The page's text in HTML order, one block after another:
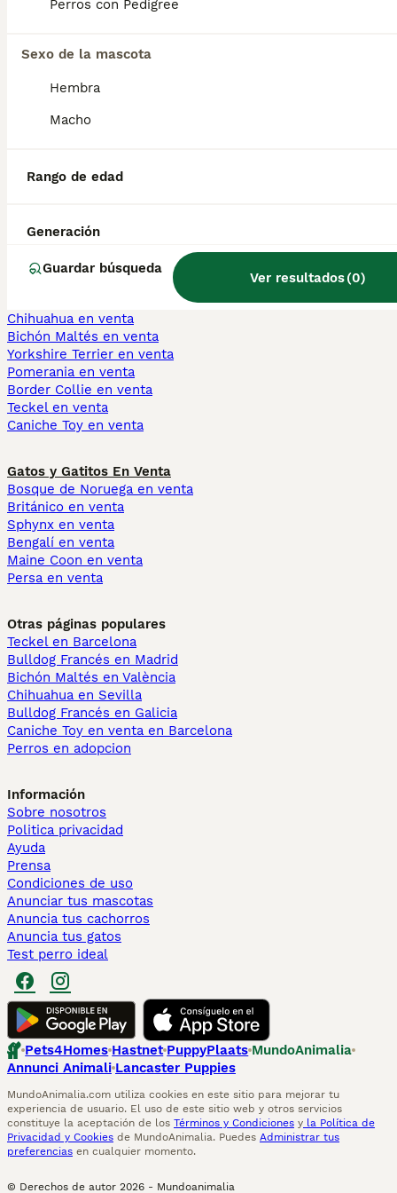
Perros con Pedigree
Sexo de la mascota
Hembra
Macho
Rango de edad
Generación
Guardar búsqueda
Ver resultados(0)
con sus seres queridos.
árabe?
Perros Cachorros En Venta
Chihuahua en venta
Bichón Maltés en venta
Yorkshire Terrier en venta
Pomerania en venta
Border Collie en venta
Teckel en venta
Caniche Toy en venta
Gatos y Gatitos En Venta
Bosque de Noruega en venta
Británico en venta
Sphynx en venta
Bengalí en venta
Maine Coon en venta
Persa en venta
Otras páginas populares
Teckel en Barcelona
Bulldog Francés en Madrid
Bichón Maltés en València
Chihuahua en Sevilla
Bulldog Francés en Galicia
Caniche Toy en venta en Barcelona
Perros en adopcion
Información
Sobre nosotros
Politica privacidad
Ayuda
Prensa
Condiciones de uso
Anunciar tus mascotas
Anuncia tus cachorros
Anuncia tus gatos
Test perro ideal
Pets4Homes Hastnet PuppyPlaats MundoAnimalia
Annunci Animali Lancaster Puppies
MundoAnimalia.com utiliza cookies en este sitio para mejorar tu
experiencia de usuario. El uso de este sitio web y otros servicios
constituye la aceptación de los Términos y Condiciones y la Política de
Privacidad y Cookies de MundoAnimalia. Puedes Administrar tus
preferencias en cualquier momento.
© Derechos de autor 2026 - Mundoanimalia